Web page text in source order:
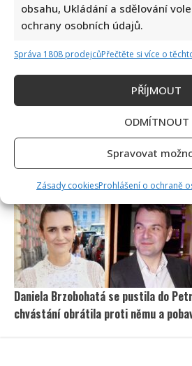
obsahu, Ukládání a sdělování
ochrany osobních údajů.
Správa 1808 prodejcůPřečtěte si více o
PŘÍJMOUT
ODMÍTNOUT
Spravovat
Zásady cookiesProhlášení o ochraně
Linda Finková podpořila Jana Cinu po
Upozornila na téma, které rozděluje
Test znalostí na téma české pohádky
je přiřadit 10/10 výroků ke správným
Daniela Brzobohatá se pustila do
chvástání obrátila proti němu a